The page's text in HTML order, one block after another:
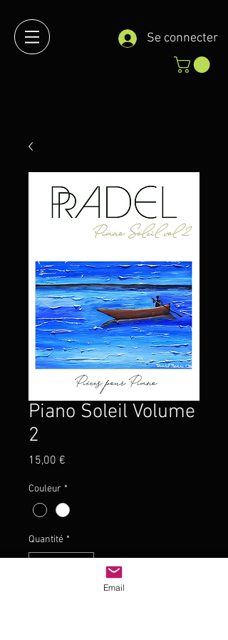
Se connecter
Piano Soleil Volume
2
15,00 €
Couleur *
Quantité *
Email